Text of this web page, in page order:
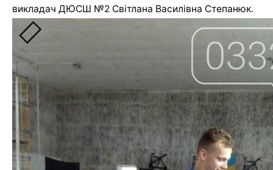
викладач ДЮСШ №2 Світлана Василівна Степанюк.
[ad_2]
Источник:
0332.ua